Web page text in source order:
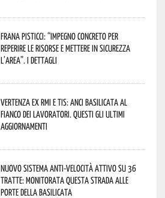
Frana Pisticci: “Impegno concreto per
reperire le risorse e mettere in sicurezza
l’area”. I dettagli
Vertenza ex RMI e TIS: ANCI Basilicata al
fianco dei lavoratori. Questi gli ultimi
aggiornamenti
Nuovo sistema anti-velocità attivo su 36
tratte: monitorata questa strada alle
porte della Basilicata